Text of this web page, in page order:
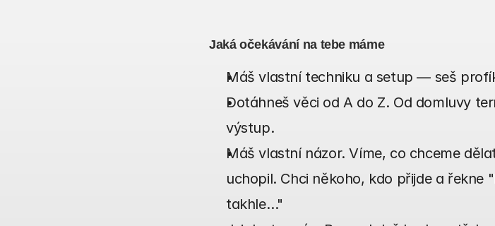
Jaká očekávání na tebe máme
Máš vlastní techniku a setup — seš
Dotáhneš věci od A do Z. Od domluvy
výstup.
Máš vlastní názor. Víme, co chceme
uchopil. Chci někoho, kdo přijde a řekne
takhle…"